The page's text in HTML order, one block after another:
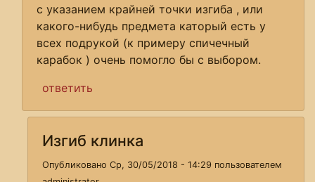
с указанием крайней точки изгиба , или
какого-нибудь предмета каторый есть у
всех подрукой (к примеру спичечный
карабок ) очень помогло бы с выбором.
ответить
Изгиб клинка
Опубликовано Ср, 30/05/2018 - 14:29 пользователем